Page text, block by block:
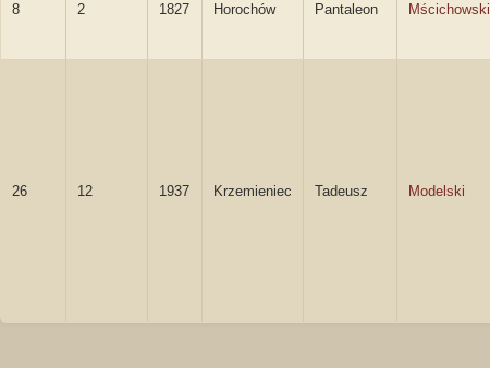
8 2 1827 Horochów Pantaleon Mścichowski
26 12 1937 Krzemieniec Tadeusz Modelski